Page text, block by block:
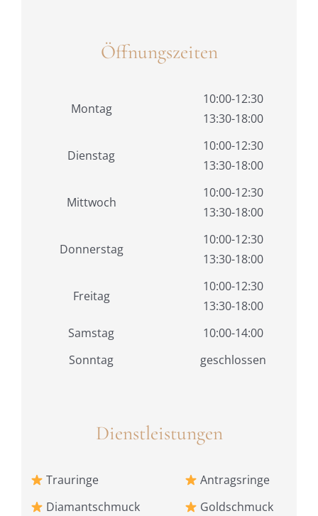
Öffnungszeiten
Montag
10:00-12:30
13:30-18:00
Dienstag
10:00-12:30
13:30-18:00
Mittwoch
10:00-12:30
13:30-18:00
Donnerstag
10:00-12:30
13:30-18:00
Freitag
10:00-12:30
13:30-18:00
Samstag
10:00-14:00
Sonntag
geschlossen
Dienstleistungen
Trauringe
Antragsringe
Diamantschmuck
Goldschmuck